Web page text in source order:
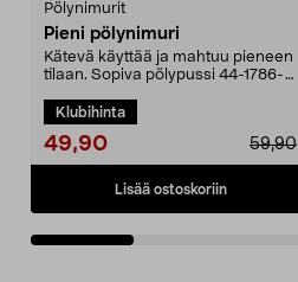
Pölynimurit
Pieni pölynimuri
Kätevä käyttää ja mahtuu pieneen
tilaan. Sopiva pölypussi 44-1786-
Klubihinta
49,90 59,90
Lisää ostoskoriin